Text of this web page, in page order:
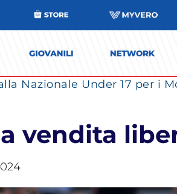
Nazionale Under 17 per i
vendita